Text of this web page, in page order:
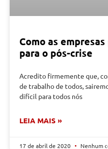
Como as
para o pós-crise
Acredito firmemente que,
de trabalho de todos,
difícil para todos nós
LEIA MAIS »
17 de abril de 2020 Nenhum